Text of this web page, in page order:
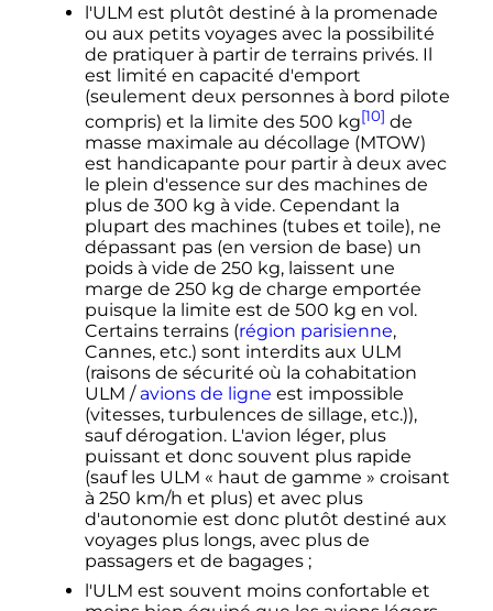
l'ULM est plutôt destiné à la promenade
ou aux petits voyages avec la possibilité
de pratiquer à partir de terrains privés. Il
est limité en capacité d'emport
(seulement deux personnes à bord pilote
compris) et la limite des 500 kg[10] de
masse maximale au décollage (MTOW)
est handicapante pour partir à deux avec
le plein d'essence sur des machines de
plus de 300 kg à vide. Cependant la
plupart des machines (tubes et toile), ne
dépassant pas (en version de base) un
poids à vide de 250 kg, laissent une
marge de 250 kg de charge emportée
puisque la limite est de 500 kg en vol.
Certains terrains (région parisienne,
Cannes, etc.) sont interdits aux ULM
(raisons de sécurité où la cohabitation
ULM / avions de ligne est impossible
(vitesses, turbulences de sillage, etc.)),
sauf dérogation. L'avion léger, plus
puissant et donc souvent plus rapide
(sauf les ULM « haut de gamme » croisant
à 250 km/h et plus) et avec plus
d'autonomie est donc plutôt destiné aux
voyages plus longs, avec plus de
passagers et de bagages ;
l'ULM est souvent moins confortable et